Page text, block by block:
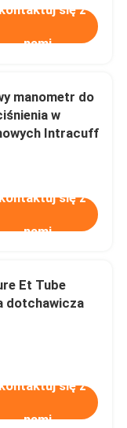
się z
nami
manometr do
w
Intracuff
się z
nami
Et Tube
dotchawicza
się z
nami